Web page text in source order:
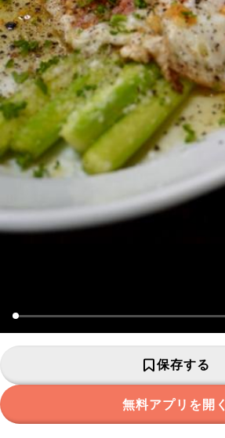
保存する
無料アプリを開く